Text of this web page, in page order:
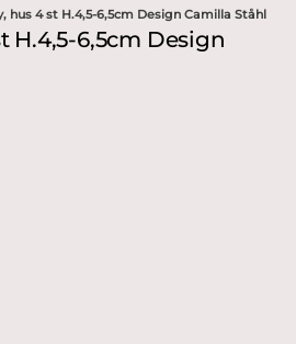
hus 4 st H.4,5-6,5cm Design Camilla Ståhl
H.4,5-6,5cm Design